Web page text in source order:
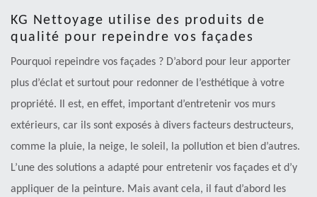
KG Nettoyage utilise des produits de
qualité pour repeindre vos façades
Pourquoi repeindre vos façades ? D’abord pour leur apporter
plus d’éclat et surtout pour redonner de l’esthétique à votre
propriété. Il est, en effet, important d’entretenir vos murs
extérieurs, car ils sont exposés à divers facteurs destructeurs,
comme la pluie, la neige, le soleil, la pollution et bien d’autres.
L’une des solutions a adapté pour entretenir vos façades et d’y
appliquer de la peinture. Mais avant cela, il faut d’abord les